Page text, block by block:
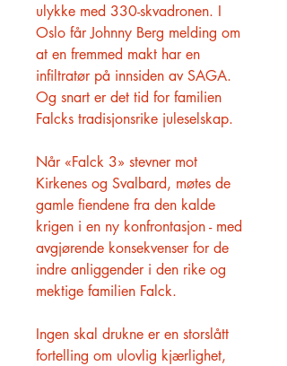
ulykke med 330-skvadronen. I
Oslo får Johnny Berg melding om
at en fremmed makt har en
infiltratør på innsiden av SAGA.
Og snart er det tid for familien
Falcks tradisjonsrike juleselskap.
Når «Falck 3» stevner mot
Kirkenes og Svalbard, møtes de
gamle fiendene fra den kalde
krigen i en ny konfrontasjon - med
avgjørende konsekvenser for de
indre anliggender i den rike og
mektige familien Falck.
Ingen skal drukne er en storslått
fortelling om ulovlig kjærlighet,